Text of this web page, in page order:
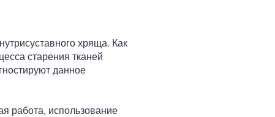
хряща. Как
старения тканей
данное
работа, использование